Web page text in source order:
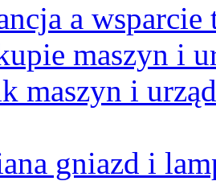
a
maszyn i
maszyn i
gniazd i